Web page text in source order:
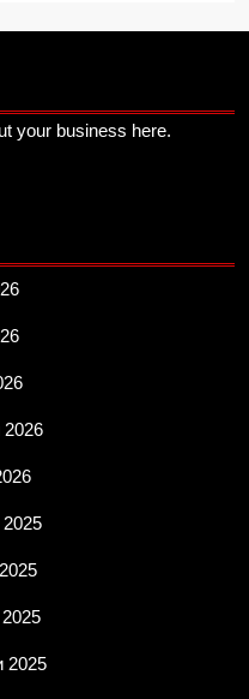
your business here.
2025